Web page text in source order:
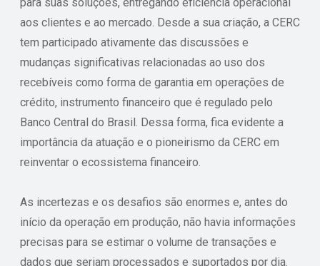
aos clientes e ao mercado. Desde a sua criação, a CERC
tem participado ativamente das discussões e
mudanças significativas relacionadas ao uso dos
recebíveis como forma de garantia em operações de
crédito, instrumento financeiro que é regulado pelo
Banco Central do Brasil. Dessa forma, fica evidente a
importância da atuação e o pioneirismo da CERC em
reinventar o ecossistema financeiro.
As incertezas e os desafios são enormes e, antes do
início da operação em produção, não havia informações
precisas para se estimar o volume de transações e
dados que seriam processados e suportados por dia.